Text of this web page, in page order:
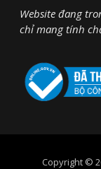
Website đang
chỉ mang tính
Copyright ©